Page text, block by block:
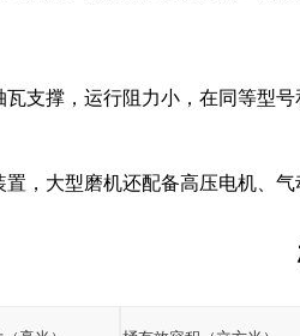
支撑，运行阻力小，在同等型
，大型磨机还配备高压电机、